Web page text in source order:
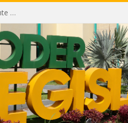
Câmara recebe palestra da Secretária Municipal de Meio Ambiente sobre as ações da “SEMANA DO MEIO AMBIENTE”